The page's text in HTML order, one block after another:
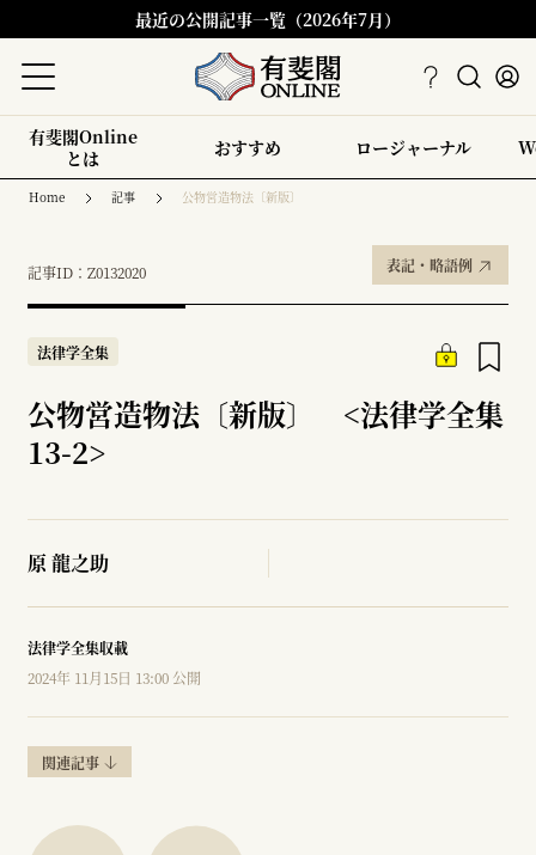
最近の公開記事一覧（2026年7月）
有斐閣Online
とは
おすすめ ロージャーナル
Home 記事 公物営造物法〔新版〕
記事ID：Z0132020 表記・略語例
法律学全集
公物営造物法〔新版〕 <法律学全集
13-2>
原 龍之助
法律学全集収載
2024年 11月15日 13:00 公開
関連記事